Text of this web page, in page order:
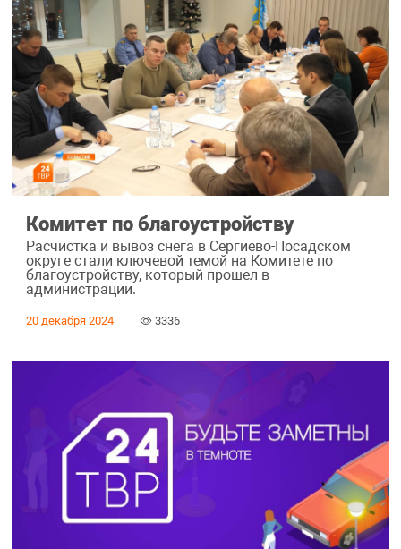
Комитет по благоустройству
Расчистка и вывоз снега в Сергиево-Посадском
округе стали ключевой темой на Комитете по
благоустройству, который прошел в
администрации.
20 декабря 2024 3336